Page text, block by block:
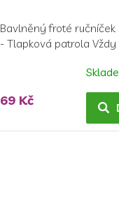
Bavlněný froté
- Tlapková patrola Vždy
69 Kč